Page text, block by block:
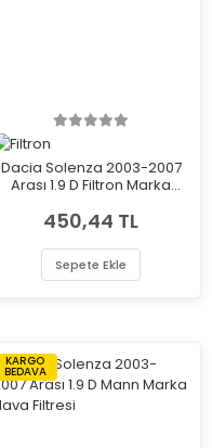
Dacia Solenza 2003-2007
Arası 1.9 D Filtron Marka
450,44 TL
Sepete Ekle
KARGO
BEDAVA